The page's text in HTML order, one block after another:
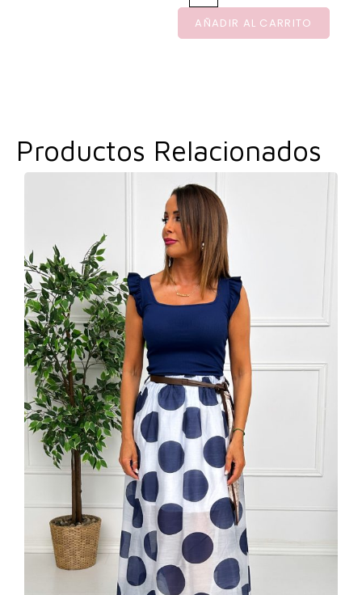
AÑADIR AL CARRITO
Productos Relacionados